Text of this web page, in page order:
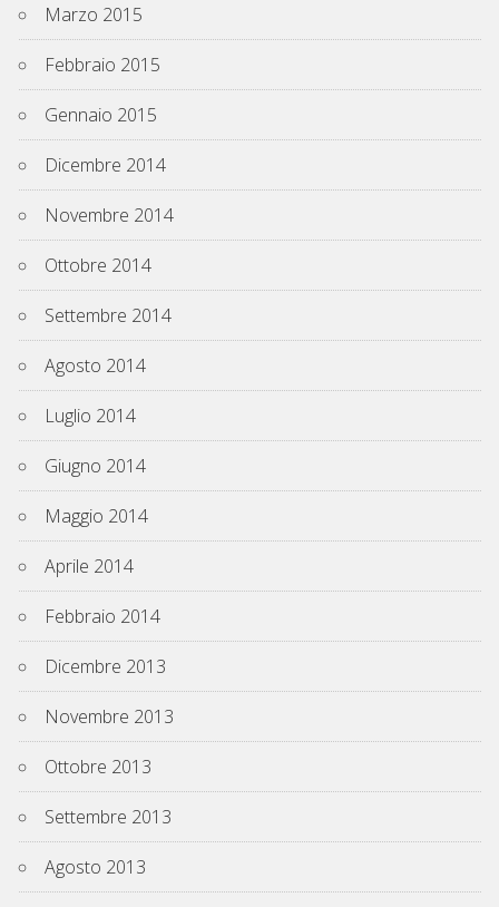
Marzo 2015
Febbraio 2015
Gennaio 2015
Dicembre 2014
Novembre 2014
Ottobre 2014
Settembre 2014
Agosto 2014
Luglio 2014
Giugno 2014
Maggio 2014
Aprile 2014
Febbraio 2014
Dicembre 2013
Novembre 2013
Ottobre 2013
Settembre 2013
Agosto 2013